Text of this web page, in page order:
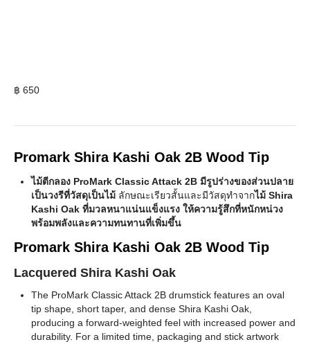
฿ 650
Promark Shira Kashi Oak 2B Wood Tip
ไม้ตีกลอง ProMark Classic Attack 2B มีรูปร่างของส่วนปลาย
เป็นวงรีที่วัสดุเป็นไม้ ลักษณะเรียวสั้นและมีวัสดุทำจากไม้ Shira
Kashi Oak ที่มวลหนาแน่นแข็งแรง ให้ความรู้สึกที่หนักหน่วง
พร้อมพลังและความทนทานที่เพิ่มขึ้น
Promark Shira Kashi Oak 2B Wood Tip
Lacquered Shira Kashi Oak
The ProMark Classic Attack 2B drumstick features an oval
tip shape, short taper, and dense Shira Kashi Oak,
producing a forward-weighted feel with increased power and
durability. For a limited time, packaging and stick artwork